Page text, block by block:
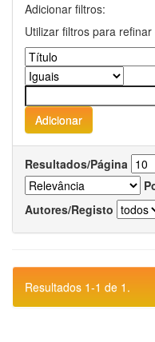
Adicionar filtros:
Utilizar filtros para
Resultados/Página
Autores/Registo
Resultados 1-1 de 1.